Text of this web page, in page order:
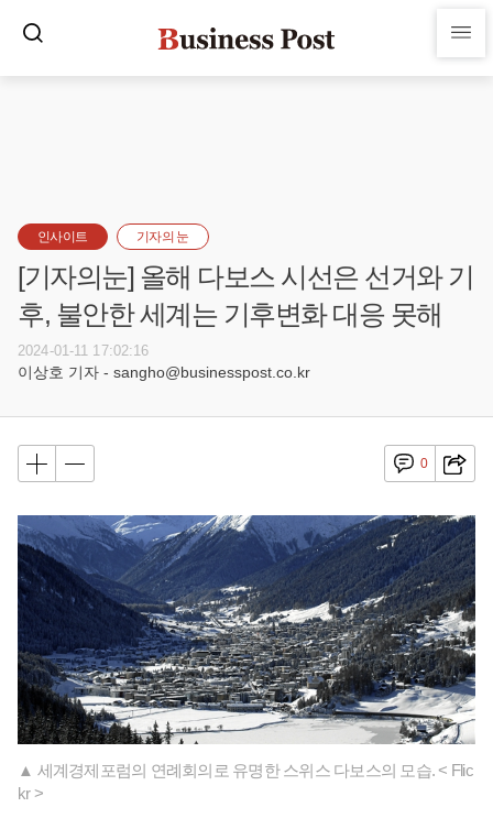
인사이트 기자의 눈
[기자의눈] 올해 다보스 시선은 선거와 기
후, 불안한 세계는 기후변화 대응 못해
2024-01-11 17:02:16
이상호 기자 - sangho@businesspost.co.kr
0
▲ 세계경제포럼의 연례회의로 유명한 스위스 다보스의 모습. < Flic
kr >